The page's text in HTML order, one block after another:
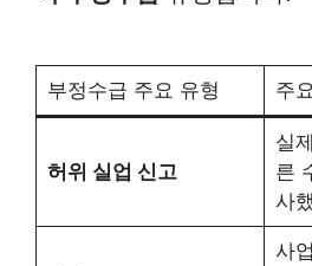
부정수급 주요 유형 주
허위 실업 신고
실
른
사
사